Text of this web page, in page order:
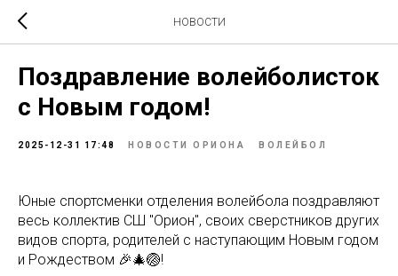
НОВОСТИ
Поздравление волейболисток
с Новым годом!
2025-12-31 17:48 НОВОСТИ ОРИОНА ВОЛЕЙБОЛ
Юные спортсменки отделения волейбола поздравляют
весь коллектив СШ "Орион", своих сверстников других
видов спорта, родителей с наступающим Новым годом
и Рождеством 🎉🎄🏐!